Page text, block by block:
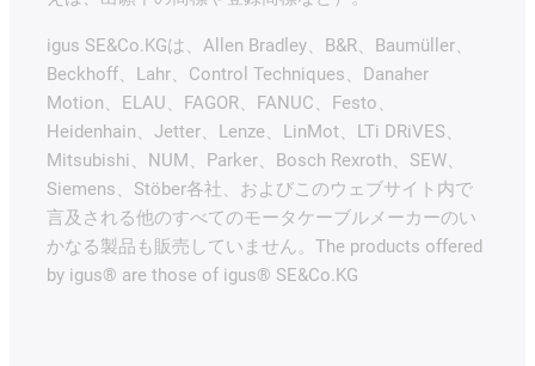
igus SE&Co.KGは、Allen Bradley、B&R、Baumüller、
Beckhoff、Lahr、Control Techniques、Danaher
Motion、ELAU、FAGOR、FANUC、Festo、
Heidenhain、Jetter、Lenze、LinMot、LTi DRiVES、
Mitsubishi、NUM、Parker、Bosch Rexroth、SEW、
Siemens、Stöber各社、およびこのウェブサイト内で
言及される他のすべてのモータケーブルメーカーのい
かなる製品も販売していません。The products offered
by igus® are those of igus® SE&Co.KG